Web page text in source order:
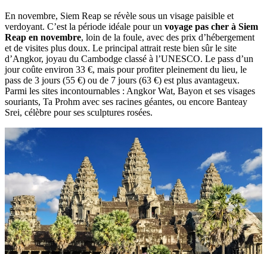
En novembre, Siem Reap se révèle sous un visage paisible et
verdoyant. C’est la période idéale pour un voyage pas cher à Siem
Reap en novembre, loin de la foule, avec des prix d’hébergement
et de visites plus doux. Le principal attrait reste bien sûr le site
d’Angkor, joyau du Cambodge classé à l’UNESCO. Le pass d’un
jour coûte environ 33 €, mais pour profiter pleinement du lieu, le
pass de 3 jours (55 €) ou de 7 jours (63 €) est plus avantageux.
Parmi les sites incontournables : Angkor Wat, Bayon et ses visages
souriants, Ta Prohm avec ses racines géantes, ou encore Banteay
Srei, célèbre pour ses sculptures rosées.